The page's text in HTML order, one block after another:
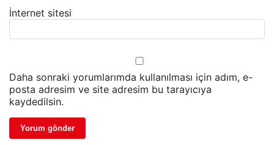
İnternet sitesi
Daha sonraki yorumlarımda kullanılması için adım, e-
posta adresim ve site adresim bu tarayıcıya
kaydedilsin.